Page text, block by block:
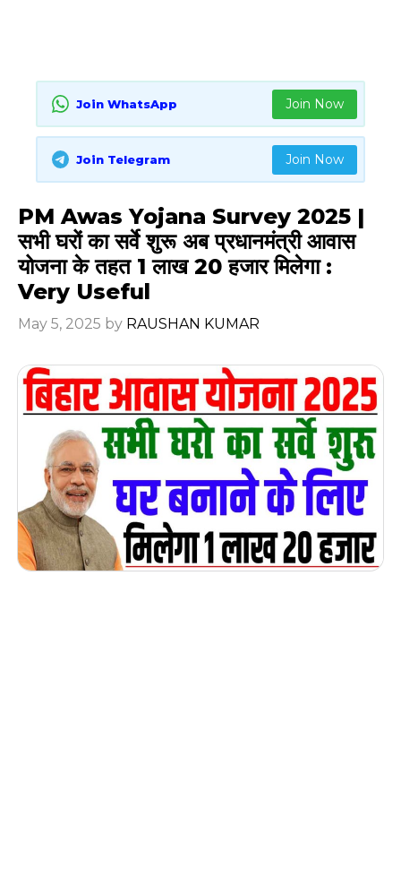
Join WhatsApp Join Now
Join Telegram Join Now
PM Awas Yojana Survey 2025 |
सभी घरों का सर्वे शुरू अब प्रधानमंत्री आवास
योजना के तहत 1 लाख 20 हजार मिलेगा :
Very Useful
May 5, 2025 by RAUSHAN KUMAR